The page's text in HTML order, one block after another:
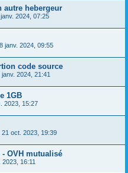
autre hebergeur
2024, 07:25
janv. 2024, 09:55
code source
janv. 2024, 21:41
1GB
2023, 15:27
21 oct. 2023, 19:39
OVH mutualisé
2023, 16:11